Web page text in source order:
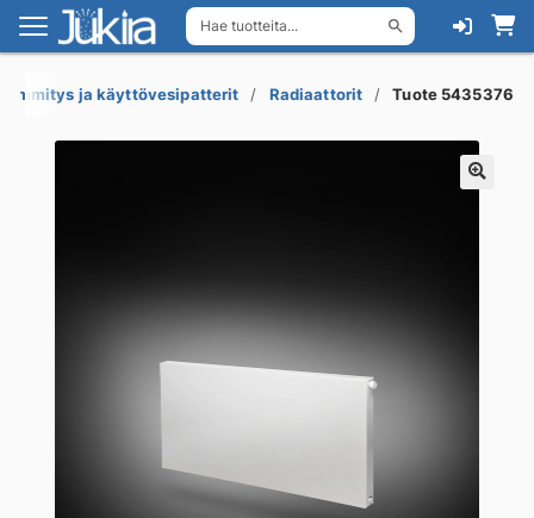
Hae tuotteita...
Siirry
navigointiin
Siirry
sisältöön
ja käyttövesipatterit Radiaattorit Tuote 5435376